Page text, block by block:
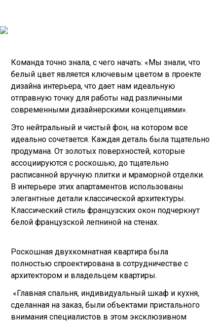
Команда точно знала, с чего начать: «Мы знали, что
белый цвет является ключевым цветом в проекте
дизайна интерьера, что дает нам идеальную
отправную точку для работы над различными
современными дизайнерскими концепциями».
Это нейтральный и чистый фон, на котором все
идеально сочетается. Каждая деталь была тщательно
продумана. От золотых поверхностей, которые
ассоциируются с роскошью, до тщательно
расписанной вручную плитки и мраморной отделки.
В интерьере этих апартаментов использованы
элегантные детали классической архитектуры.
Классический стиль французских окон подчеркнут
белой французской лепниной на стенах.
Роскошная двухкомнатная квартира была
полностью спроектирована в сотрудничестве с
архитектором и владельцем квартиры.
«Главная спальня, индивидуальный шкаф и кухня,
сделанная на заказ, были объектами пристального
внимания специалистов в этом эксклюзивном